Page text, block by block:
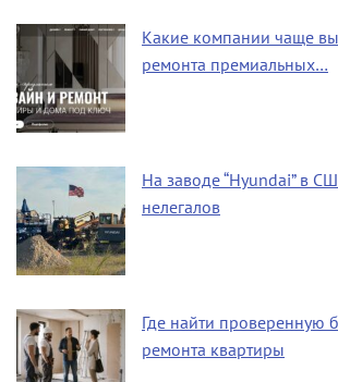
Какие компании чаще
ремонта премиальных…
На заводе “Hyundai” в
нелегалов
Где найти проверенную
ремонта квартиры